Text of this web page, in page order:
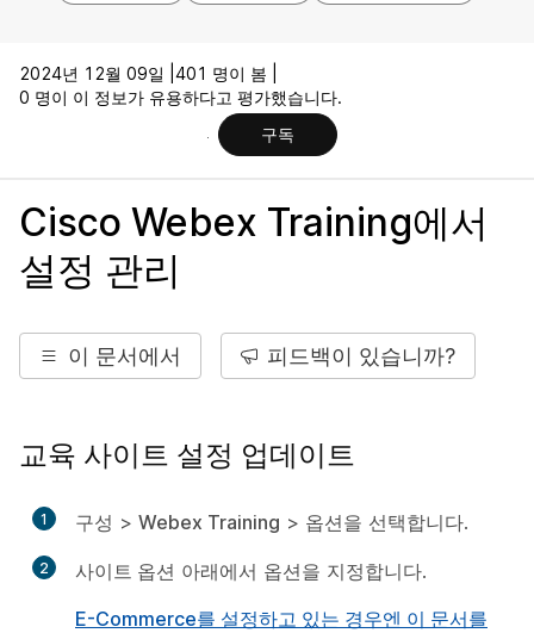
2024년 12월 09일 | 401 명이 봄 |
0 명이 이 정보가 유용하다고 평가했습니다.
구독
Cisco Webex Training에서
설정 관리
이 문서에서 피드백이 있습니까?
교육 사이트 설정 업데이트
1 구성 > Webex Training > 옵션을 선택합니다.
2 사이트 옵션 아래에서 옵션을 지정합니다.
E-Commerce를 설정하고 있는 경우엔 이 문서를